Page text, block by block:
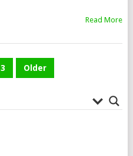
Read More
3 Older